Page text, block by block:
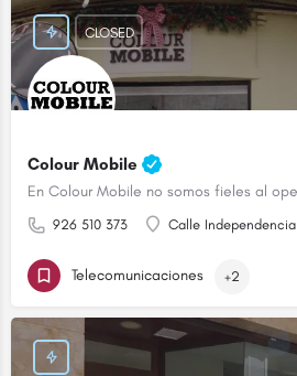
Colour Mobile
926 510 373 Calle Independencia
CLOSED
Telecomunicaciones +2